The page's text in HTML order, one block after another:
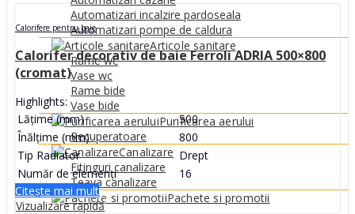
Automatizari incalzire pardoseala
Automatizari pompe de caldura
Articole sanitare
Rame wc
Vase wc
Rame bide
Vase bide
Purificarea aerului
Recuperatoare
Canalizare
Fitinguri canalizare
Teava canalizare
Pachete si promotii
Calorifere pentru baie
Calorifer decorativ de baie Ferroli ADRIA 500×800
(cromat)
Highlights:
Lățime (mm)
500
Înălțime (mm)
800
Tip Radiator
Drept
Număr de elemenți
16
Citește mai mult
Vizualizare rapidă